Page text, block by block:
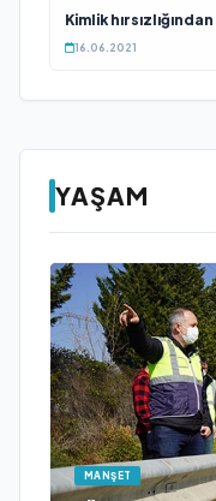
Kimlik
16.06.2021
YAŞAM
MANŞET